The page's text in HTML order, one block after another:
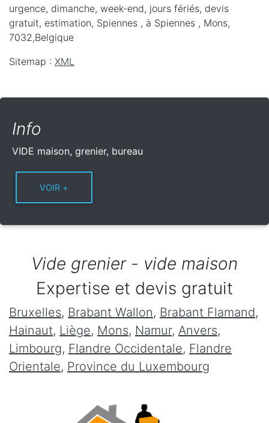
urgence, dimanche, week-end, jours fériés, devis
gratuit, estimation, Spiennes , à Spiennes , Mons,
7032,Belgique
Sitemap : XML
Info
VIDE maison, grenier, bureau
Vide grenier - vide maison
Expertise et devis gratuit
Bruxelles, Brabant Wallon, Brabant Flamand,
Hainaut, Liège, Mons, Namur, Anvers,
Limbourg, Flandre Occidentale, Flandre
Orientale, Province du Luxembourg